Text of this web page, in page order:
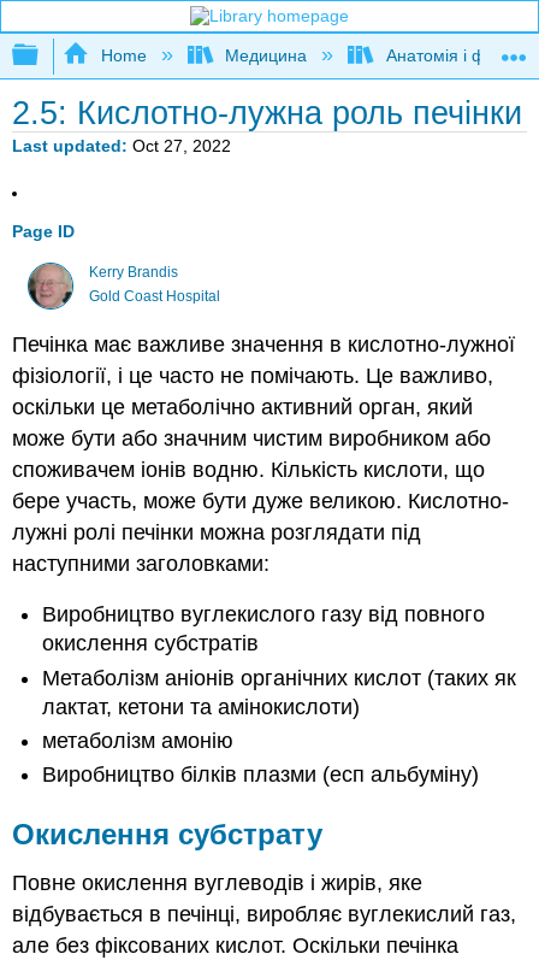
Expand/collapse global hierarchy
Home Медицина Анатомія і
2.5: Кислотно-лужна роль печінки
Last updated Oct 27, 2022
Page ID
Kerry Brandis
Gold Coast Hospital
Печінка має важливе значення в кислотно-лужної
фізіології, і це часто не помічають. Це важливо,
оскільки це метаболічно активний орган, який
може бути або значним чистим виробником або
споживачем іонів водню. Кількість кислоти, що
бере участь, може бути дуже великою. Кислотно-
лужні ролі печінки можна розглядати під
наступними заголовками:
Виробництво вуглекислого газу від повного
окислення субстратів
Метаболізм аніонів органічних кислот (таких як
лактат, кетони та амінокислоти)
метаболізм амонію
Виробництво білків плазми (есп альбуміну)
Окислення субстрату
Повне окислення вуглеводів і жирів, яке
відбувається в печінці, виробляє вуглекислий газ,
але без фіксованих кислот. Оскільки печінка